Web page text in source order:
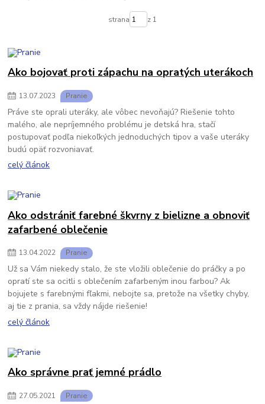
strana z 1
Ako bojovať proti zápachu na opratých uterákoch
13.07.2023 Pranie
Práve ste oprali uteráky, ale vôbec nevoňajú? Riešenie tohto
malého, ale nepríjemného problému je detská hra, stačí
postupovať podľa niekoľkých jednoduchých tipov a vaše uteráky
budú opäť rozvoniavať.
celý článok
Ako odstrániť farebné škvrny z bielizne a obnoviť
zafarbené oblečenie
13.04.2022 Pranie
Už sa Vám niekedy stalo, že ste vložili oblečenie do práčky a po
opratí ste sa ocitli s oblečením zafarbeným inou farbou? Ak
bojujete s farebnými fľakmi, nebojte sa, pretože na všetky chyby,
aj tie z prania, sa vždy nájde riešenie!
celý článok
Ako správne prať jemné prádlo
27.05.2021 Pranie